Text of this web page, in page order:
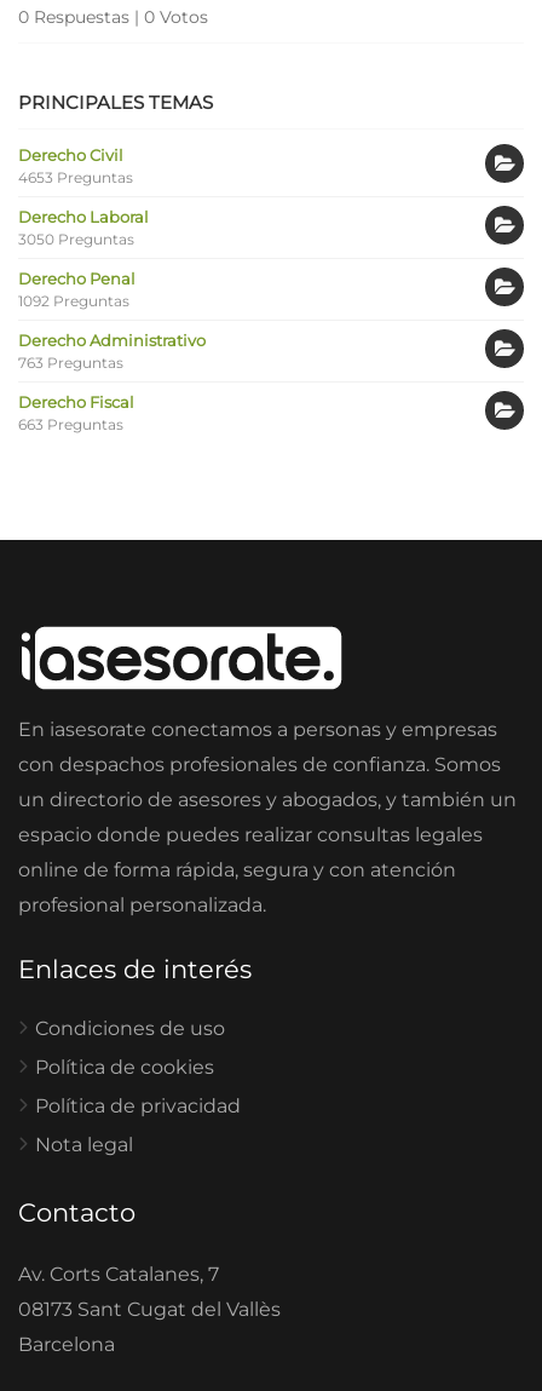
0 Respuestas | 0 Votos
PRINCIPALES TEMAS
Derecho Civil
4653 Preguntas
Derecho Laboral
3050 Preguntas
Derecho Penal
1092 Preguntas
Derecho Administrativo
763 Preguntas
Derecho Fiscal
663 Preguntas
En iasesorate conectamos a personas y empresas
con despachos profesionales de confianza. Somos
un directorio de asesores y abogados, y también un
espacio donde puedes realizar consultas legales
online de forma rápida, segura y con atención
profesional personalizada.
Enlaces de interés
Condiciones de uso
Política de cookies
Política de privacidad
Nota legal
Contacto
Av. Corts Catalanes, 7
08173 Sant Cugat del Vallès
Barcelona